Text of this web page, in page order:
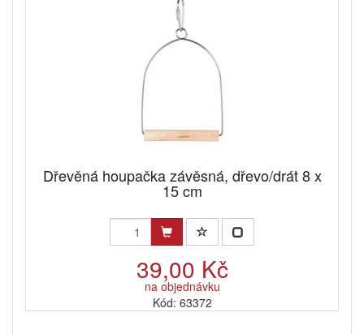
Dřevěná houpačka závěsná, dřevo/drát 8 x
15 cm
39,00 Kč
na objednávku
Kód: 63372